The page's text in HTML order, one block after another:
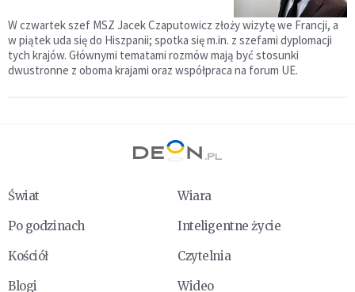
W czwartek szef MSZ Jacek Czaputowicz złoży wizytę we Francji, a
w piątek uda się do Hiszpanii; spotka się m.in. z szefami dyplomacji
tych krajów. Głównymi tematami rozmów mają być stosunki
dwustronne z oboma krajami oraz współpraca na forum UE.
Świat
Wiara
Po godzinach
Inteligentne życie
Kościół
Czytelnia
Blogi
Wideo